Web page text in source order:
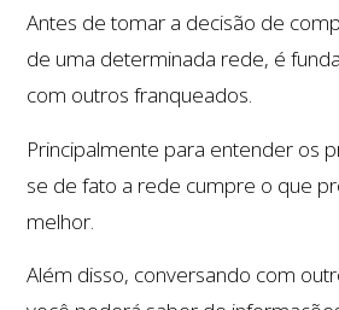
Antes de tomar a decisão de
de uma determinada rede, é
com outros franqueados.
Principalmente para entender os
se de fato a rede cumpre o que
melhor.
Além disso, conversando com